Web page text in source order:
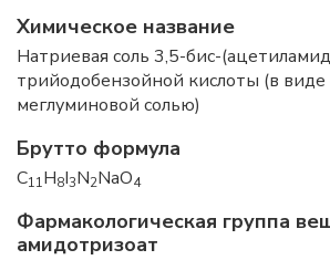
Химическое название
Натриевая соль 3,5-бис-
трийодобензойной кислоты (в виде
меглуминовой солью)
Брутто формула
C11H8I3N2NaO4
Фармакологическая группа
амидотризоат